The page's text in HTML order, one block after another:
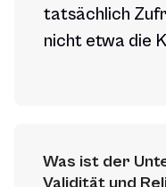
tatsächlich
nicht etwa die
Was ist der